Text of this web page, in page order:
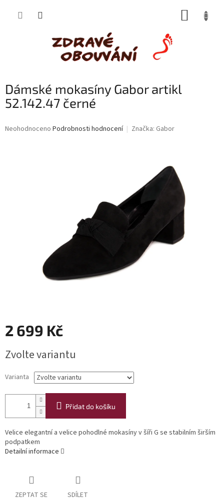
Dámské mokasíny Gabor artikl
52.142.47 černé
Průměrné
Neohodnoceno Podrobnosti hodnocení Značka: Gabor
2 699 Kč
cena:
Zvolte variantu
Varianta
Přidat do košíku
Velice elegantní a velice pohodlné mokasíny v šíři G se stabilním širším
podpatkem
Detailní informace
ZEPTAT SE SDÍLET